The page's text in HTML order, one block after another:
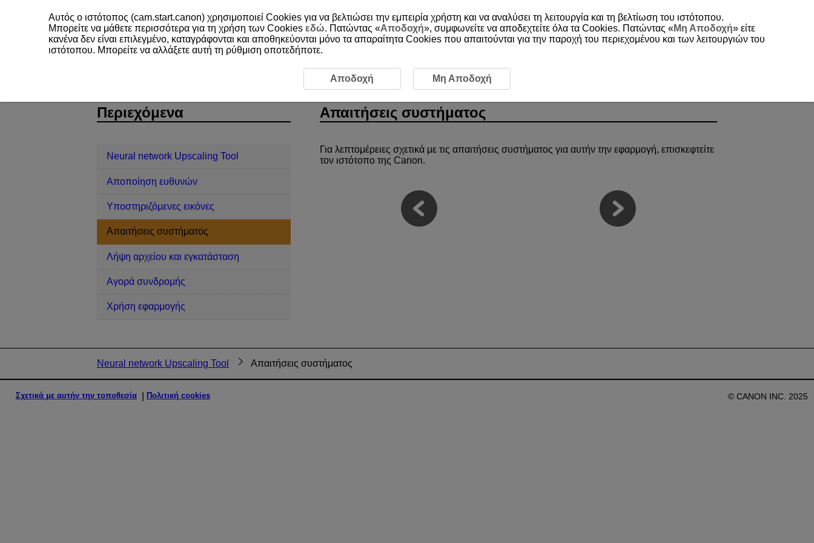
Neural network Upscaling Tool Απαιτήσεις συστήματος
Απαιτήσεις συστήματος
Για λεπτομέρειες σχετικά με τις απαιτήσεις συστήματος για αυτήν την εφαρμογή, επισκεφτείτε
τον ιστότοπο της Canon.
Περιεχόμενα
Neural network Upscaling Tool
Αποποίηση ευθυνών
Υποστηριζόμενες εικόνες
Απαιτήσεις συστήματος
Λήψη αρχείου και εγκατάσταση
Αγορά συνδρομής
Χρήση εφαρμογής
Neural network Upscaling Tool Απαιτήσεις συστήματος
Σχετικά με αυτήν την τοποθεσία Πολιτική cookies © CANON INC. 2025
Αυτός ο ιστότοπος (cam.start.canon) χρησιμοποιεί Cookies για να βελτιώσει την εμπειρία χρήστη και να αναλύσει τη λειτουργία και τη βελτίωση του ιστότοπου.
Μπορείτε να μάθετε περισσότερα για τη χρήση των Cookies εδώ. Πατώντας «Αποδοχή», συμφωνείτε να αποδεχτείτε όλα τα Cookies. Πατώντας «Μη Αποδοχή» είτε
κανένα δεν είναι επιλεγμένο, καταγράφονται και αποθηκεύονται μόνο τα απαραίτητα Cookies που απαιτούνται για την παροχή του περιεχομένου και των λειτουργιών του
ιστότοπου. Μπορείτε να αλλάξετε αυτή τη ρύθμιση οποτεδήποτε.
Αποδοχή Μη Αποδοχή